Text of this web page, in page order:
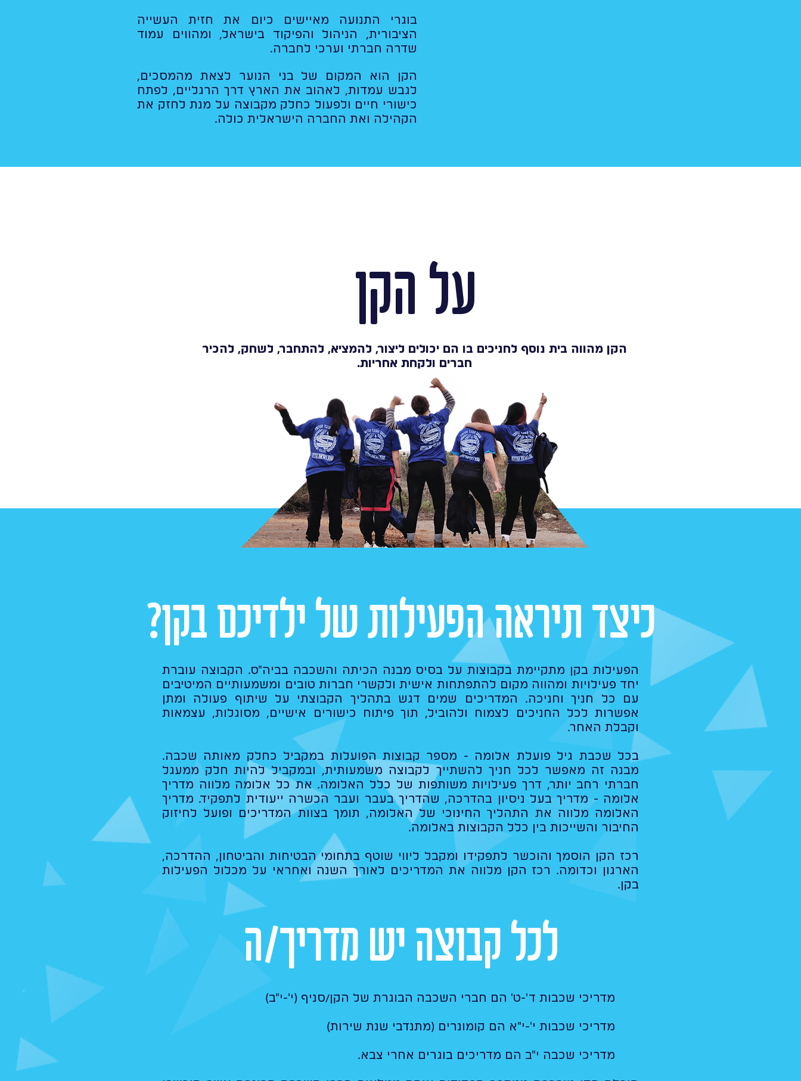
בוגרי התנועה מאיישים כיום את חזית העשייה
הציבורית, הניהול והפיקוד בישראל, ומהווים עמוד
שדרה חברתי וערכי לחברה.
הקן הוא המקום של בני הנוער לצאת מהמסכים,
לגבש עמדות, לאהוב את הארץ דרך הרגליים, לפתח
כישורי חיים ולפעול כחלק מקבוצה על מנת לחזק את
הקהילה ואת החברה הישראלית כולה.
על הקן
הקן מהווה בית נוסף לחניכים בו הם יכולים ליצור, להמציא, להתחבר, לשחק, להכיר
חברים ולקחת אחריות.
כיצד תיראה הפעילות של ילדיכם בקן?
הפעילות בקן מתקיימת בקבוצות על בסיס מבנה הכיתה והשכבה בביה"ס. הקבוצה עוברת
יחד פעילויות ומהווה מקום להתפתחות אישית ולקשרי חברות טובים ומשמעותיים המיטיבים
עם כל חניך וחניכה. המדריכים שמים דגש בתהליך הקבוצתי על שיתוף פעולה ומתן
אפשרות לכל החניכים לצמוח ולהוביל, תוך פיתוח כישורים אישיים, מסוגלות, עצמאות
וקבלת האחר.
בכל שכבת גיל פועלת אלומה - מספר קבוצות הפועלות במקביל כחלק מאותה שכבה.
מבנה זה מאפשר לכל חניך להשתייך לקבוצה משמעותית, ובמקביל להיות חלק ממעגל
חברתי רחב יותר, דרך פעילויות משותפות של כלל האלומה. את כל אלומה מלווה מדריך
אלומה - מדריך בעל ניסיון בהדרכה, שהדריך בעבר ועבר הכשרה ייעודית לתפקיד. מדריך
האלומה מלווה את התהליך החינוכי של האלומה, תומך בצוות המדריכים ופועל לחיזוק
החיבור והשייכות בין כלל הקבוצות באלומה.​
רכז הקן הוסמך והוכשר לתפקידו ומקבל ליווי שוטף בתחומי הבטיחות והביטחון, ההדרכה,
הארגון וכדומה. רכז הקן מלווה את המדריכים לאורך השנה ואחראי על מכלול הפעילות
בקן.
לכל קבוצה יש מדריך/ה
מדריכי שכבות ד'-ט' הם חברי השכבה הבוגרת של הקן/סניף (י'-י"ב)
מדריכי שכבות י'-י"א הם קומונרים (מתנדבי שנת שירות)
מדריכי שכבה י"ב הם מדריכים בוגרים אחרי צבא.